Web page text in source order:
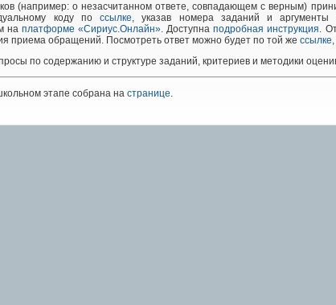
(например: о незасчитанном ответе, совпадающем с верным)
коду поссылке, указав номера заданий и
наплатформе «Сириус.Онлайн». Доступнаподробная инструкция.
приема обращений. Посмотреть ответ можно будет по той же ссылке
по содержанию и структуре заданий, критериев и методики
этапе собрана на странице.